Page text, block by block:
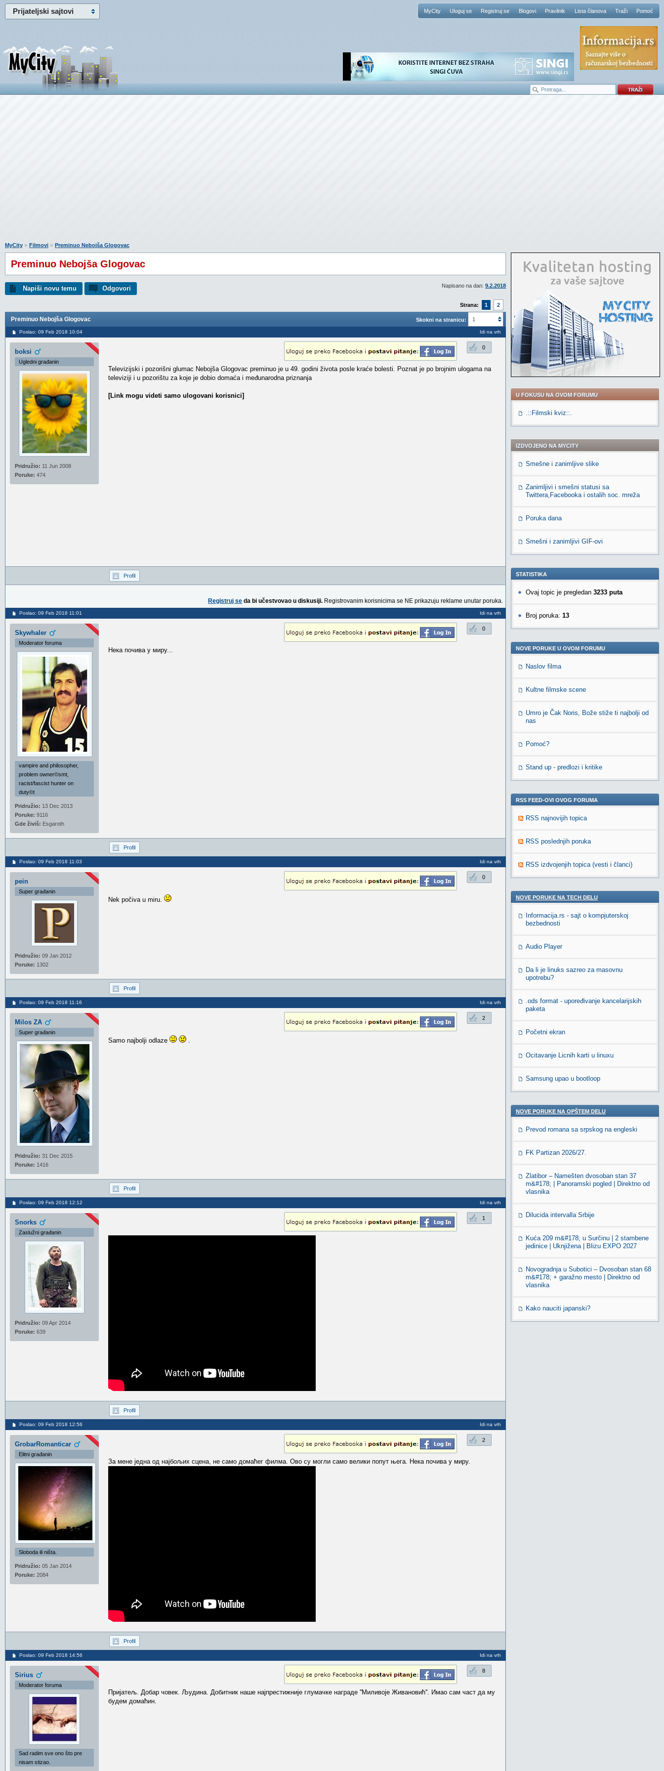
Prijateljski sajtovi MyCity Uloguj se Registruj se Blogovi Pravilnik Lista članova Traži Pomoć
MyCity » Filmovi » Preminuo Nebojša Glogovac
Preminuo Nebojša Glogovac
Napisano na dan: 9.2.2018
Napiši novu temu Odgovori
Strana: 1 2
Skokni na stranicu: 1
Preminuo Nebojša Glogovac
Poslao: 09 Feb 2018 10:04 Idi na vrh
boksi
Ugledni građanin
Pridružio: 11 Jun 2008
Poruke: 474
0
Televizijski i pozorišni glumac Nebojša Glogovac preminuo je u 49. godini života posle kraće bolesti. Poznat je po brojnim ulogama na
televiziji i u pozorištu za koje je dobio domaća i međunarodna priznanja
[Link mogu videti samo ulogovani korisnici]
Profil
Registruj se da bi učestvovao u diskusiji. Registrovanim korisnicima se NE prikazuju reklame unutar poruka.
Poslao: 09 Feb 2018 11:01 Idi na vrh
Skywhaler
Moderator foruma
vampire and philosopher,
problem owner©smt,
racist/fascist hunter on
duty©t
Pridružio: 13 Dec 2013
Poruke: 9116
Gde živiš: Esgaroth
0
Нека почива у миру...
Profil
Poslao: 09 Feb 2018 11:03 Idi na vrh
pein
Super građanin
Pridružio: 09 Jan 2012
Poruke: 1302
0
Nek počiva u miru.
Profil
Poslao: 09 Feb 2018 11:16 Idi na vrh
Milos ZA
Super građanin
Pridružio: 31 Dec 2015
Poruke: 1416
2
Samo najbolji odlaze .
Profil
Poslao: 09 Feb 2018 12:12 Idi na vrh
Snorks
Zaslužni građanin
Pridružio: 09 Apr 2014
Poruke: 639
1
Profil
Poslao: 09 Feb 2018 12:56 Idi na vrh
GrobarRomanticar
Elitni građanin
Sloboda ili ništa.
Pridružio: 05 Jan 2014
Poruke: 2084
2
За мене једна од најбољих сцена, не само домаћег филма. Ово су могли само велики попут њега. Нека почива у миру.
Profil
Poslao: 09 Feb 2018 14:56 Idi na vrh
Sirius
Moderator foruma
Sad radim sve ono što pre
nisam stizao.
8
Пријатељ. Добар човек. Људина. Добитник наше најпрестижније глумачке награде ''Миливоје Живановић''. Имао сам част да му
будем домаћин.
U FOKUSU NA OVOM FORUMU
.::Filmski kviz::.
IZDVOJENO NA MYCITY
Smešne i zanimljive slike
Zanimljivi i smešni statusi sa
Twittera,Facebooka i ostalih soc. mreža
Poruka dana
Smešni i zanimljivi GIF-ovi
STATISTIKA
Ovaj topic je pregledan 3233 puta
Broj poruka: 13
NOVE PORUKE U OVOM FORUMU
Naslov filma
Kultne filmske scene
Umro je Čak Noris, Bože stiže ti najbolji od
nas
Pomoć?
Stand up - predlozi i kritike
RSS FEED-OVI OVOG FORUMA
RSS najnovijih topica
RSS poslednjih poruka
RSS izdvojenjih topica (vesti i članci)
NOVE PORUKE NA TECH DELU
Informacija.rs - sajt o kompjuterskoj
bezbednosti
Audio Player
Da li je linuks sazreo za masovnu
upotrebu?
.ods format - upoređivanje kancelarijskih
paketa
Početni ekran
Ocitavanje Licnih karti u linuxu
Samsung upao u bootloop
NOVE PORUKE NA OPŠTEM DELU
Prevod romana sa srpskog na engleski
FK Partizan 2026/27.
Zlatibor – Namešten dvosoban stan 37
m&#178; | Panoramski pogled | Direktno od
vlasnika
Dilucida intervalla Srbije
Kuća 209 m&#178; u Surčinu | 2 stambene
jedinice | Uknjižena | Blizu EXPO 2027
Novogradnja u Subotici – Dvosoban stan 68
m&#178; + garažno mesto | Direktno od
vlasnika
Kako nauciti japanski?